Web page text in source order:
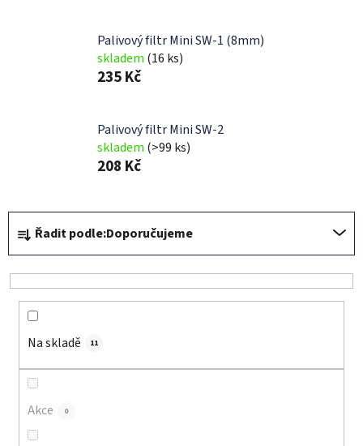
Palivový filtr Mini SW-1 (8mm)
skladem (16 ks)
235 Kč
Palivový filtr Mini SW-2
skladem (>99 ks)
208 Kč
Ř
a
z
e
Řadit podle:Doporučujeme
Na skladě 11
Akce 0